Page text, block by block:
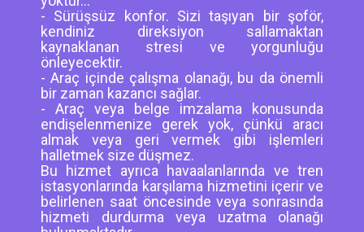
- Sürüşsüz konfor. Sizi taşıyan bir şoför,
kendiniz direksiyon sallamaktan
kaynaklanan stresi ve yorgunluğu
önleyecektir.
- Araç içinde çalışma olanağı, bu da önemli
bir zaman kazancı sağlar.
- Araç veya belge imzalama konusunda
endişelenmenize gerek yok, çünkü aracı
almak veya geri vermek gibi işlemleri
halletmek size düşmez.
Bu hizmet ayrıca havaalanlarında ve tren
istasyonlarında karşılama hizmetini içerir ve
belirlenen saat öncesinde veya sonrasında
hizmeti durdurma veya uzatma olanağı